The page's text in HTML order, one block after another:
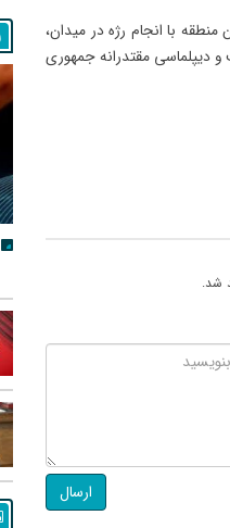
با انجام رژه در میدان،
دیپلماسی مقتدرانه جمهوری
شد.
ارسال